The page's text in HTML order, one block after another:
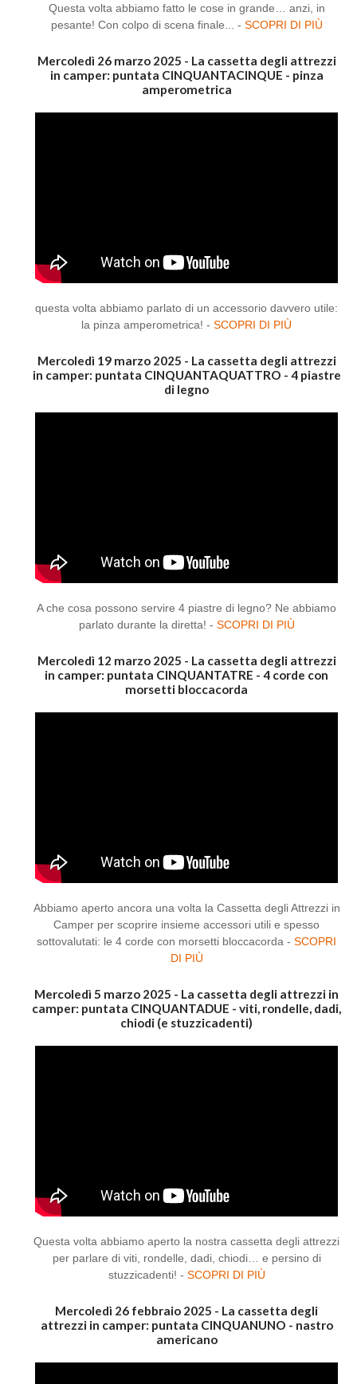
Questa volta abbiamo fatto le cose in grande… anzi, in
pesante! Con colpo di scena finale... - SCOPRI DI PIÙ
Mercoledì 26 marzo 2025 - La cassetta degli attrezzi
in camper: puntata CINQUANTACINQUE - pinza
amperometrica
questa volta abbiamo parlato di un accessorio davvero utile:
la pinza amperometrica! - SCOPRI DI PIÙ
Mercoledì 19 marzo 2025 - La cassetta degli attrezzi
in camper: puntata CINQUANTAQUATTRO - 4 piastre
di legno
A che cosa possono servire 4 piastre di legno? Ne abbiamo
parlato durante la diretta! - SCOPRI DI PIÙ
Mercoledì 12 marzo 2025 - La cassetta degli attrezzi
in camper: puntata CINQUANTATRE - 4 corde con
morsetti bloccacorda
Abbiamo aperto ancora una volta la Cassetta degli Attrezzi in
Camper per scoprire insieme accessori utili e spesso
sottovalutati: le 4 corde con morsetti bloccacorda - SCOPRI
DI PIÙ
Mercoledì 5 marzo 2025 - La cassetta degli attrezzi in
camper: puntata CINQUANTADUE - viti, rondelle, dadi,
chiodi (e stuzzicadenti)
Questa volta abbiamo aperto la nostra cassetta degli attrezzi
per parlare di viti, rondelle, dadi, chiodi… e persino di
stuzzicadenti! - SCOPRI DI PIÙ
Mercoledì 26 febbraio 2025 - La cassetta degli
attrezzi in camper: puntata CINQUANUNO - nastro
americano